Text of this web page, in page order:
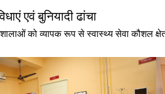
एवं बुनियादी ढांचा
को व्यापक रूप से स्वास्थ्य सेवा कौशल